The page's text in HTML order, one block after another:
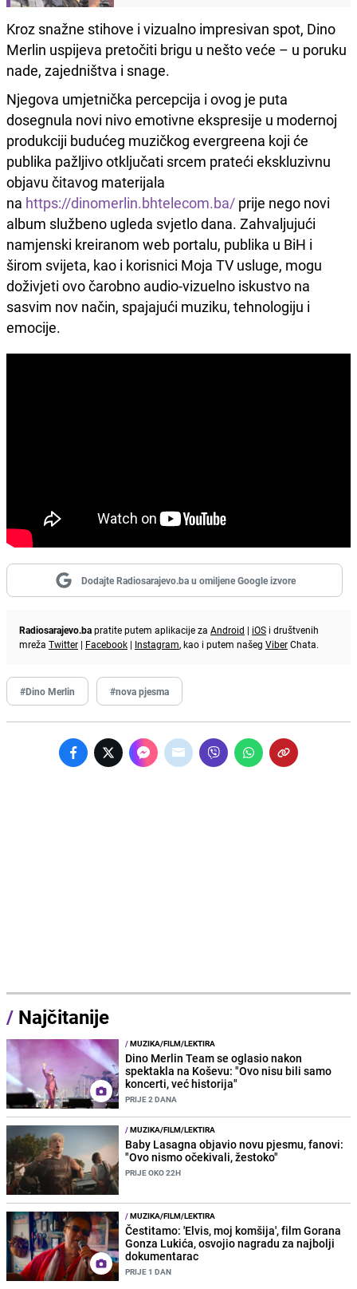
Kroz snažne stihove i vizualno impresivan spot, Dino
Merlin uspijeva pretočiti brigu u nešto veće – u poruku
nade, zajedništva i snage.
Njegova umjetnička percepcija i ovog je puta
dosegnula novi nivo emotivne ekspresije u modernoj
produkciji budućeg muzičkog evergreena koji će
publika pažljivo otključati srcem prateći ekskluzivnu
objavu čitavog materijala
na https://dinomerlin.bhtelecom.ba/ prije nego novi
album službeno ugleda svjetlo dana. Zahvaljujući
namjenski kreiranom web portalu, publika u BiH i
širom svijeta, kao i korisnici Moja TV usluge, mogu
doživjeti ovo čarobno audio-vizuelno iskustvo na
sasvim nov način, spajajući muziku, tehnologiju i
emocije.
Dodajte Radiosarajevo.ba u omiljene Google izvore
Radiosarajevo.bapratite putem aplikacije za Android | iOS i društvenih
mreža Twitter | Facebook | Instagram, kao i putem našeg ViberChata.
#Dino Merlin #nova pjesma
/ Najčitanije
/MUZIKA/FILM/LEKTIRA
Dino Merlin Team se oglasio nakon
spektakla na Koševu: "Ovo nisu bili samo
koncerti, već historija"
PRIJE 2 DANA
/MUZIKA/FILM/LEKTIRA
Baby Lasagna objavio novu pjesmu, fanovi:
"Ovo nismo očekivali, žestoko"
PRIJE OKO 22H
/MUZIKA/FILM/LEKTIRA
Čestitamo: 'Elvis, moj komšija', film Gorana
Gonza Lukića, osvojio nagradu za najbolji
dokumentarac
PRIJE 1 DAN